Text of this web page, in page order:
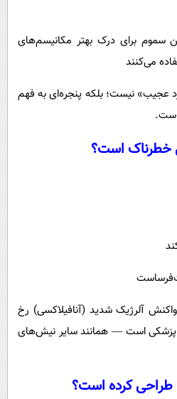
سموم برای درک بهتر مکانیسم‌های
می‌کنند
نیست؛ بلکه پنجره‌ای به فهم
خطرناک است؟
آلرژیک شدید (آنافیلاکسی) رخ
پزشکی است — همانند سایر نیش‌های
کرده است؟